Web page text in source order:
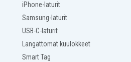
iPhone-laturit
Samsung-laturit
USB-C-laturit
Langattomat kuulokkeet
Smart Tag